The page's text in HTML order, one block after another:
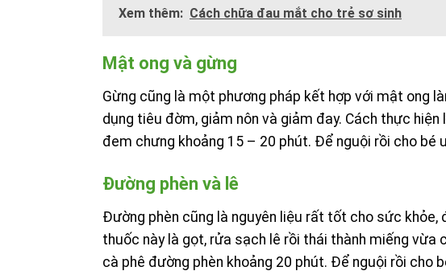
Xem thêm: Cách chữa đau mắt cho trẻ sơ sinh
Mật ong và gừng
Gừng cũng là một phương pháp kết hợp với mật ong
dụng tiêu đờm, giảm nôn và giảm đay. Cách thực
đem chưng khoảng 15 – 20 phút. Để nguội rồi cho
Đường phèn và lê
Đường phèn cũng là nguyên liệu rất tốt cho sức
thuốc này là gọt, rửa sạch lê rồi thái thành miếng vừa
cà phê đường phèn khoảng 20 phút. Để nguội rồi cho